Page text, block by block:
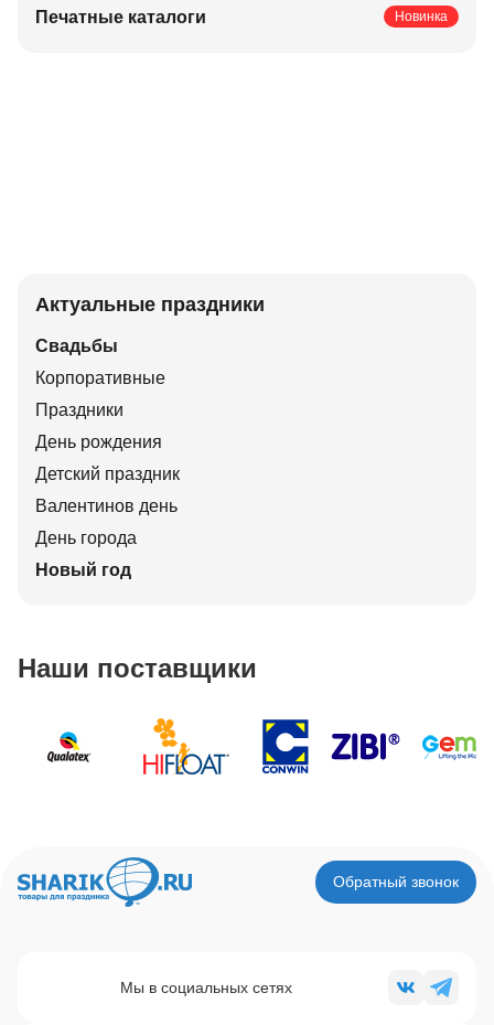
Печатные каталоги
Новинка
Актуальные праздники
Свадьбы
Корпоративные
Праздники
День рождения
Детский праздник
Валентинов день
День города
Новый год
Наши поставщики
Обратный звонок
Мы в социальных сетях